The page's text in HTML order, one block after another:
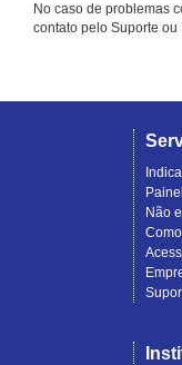
No caso de problemas
contato pelo Suporte ou
Não